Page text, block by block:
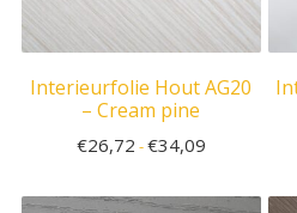
Interieurfolie Hout AG20
– Cream pine
€26,72 -€34,09